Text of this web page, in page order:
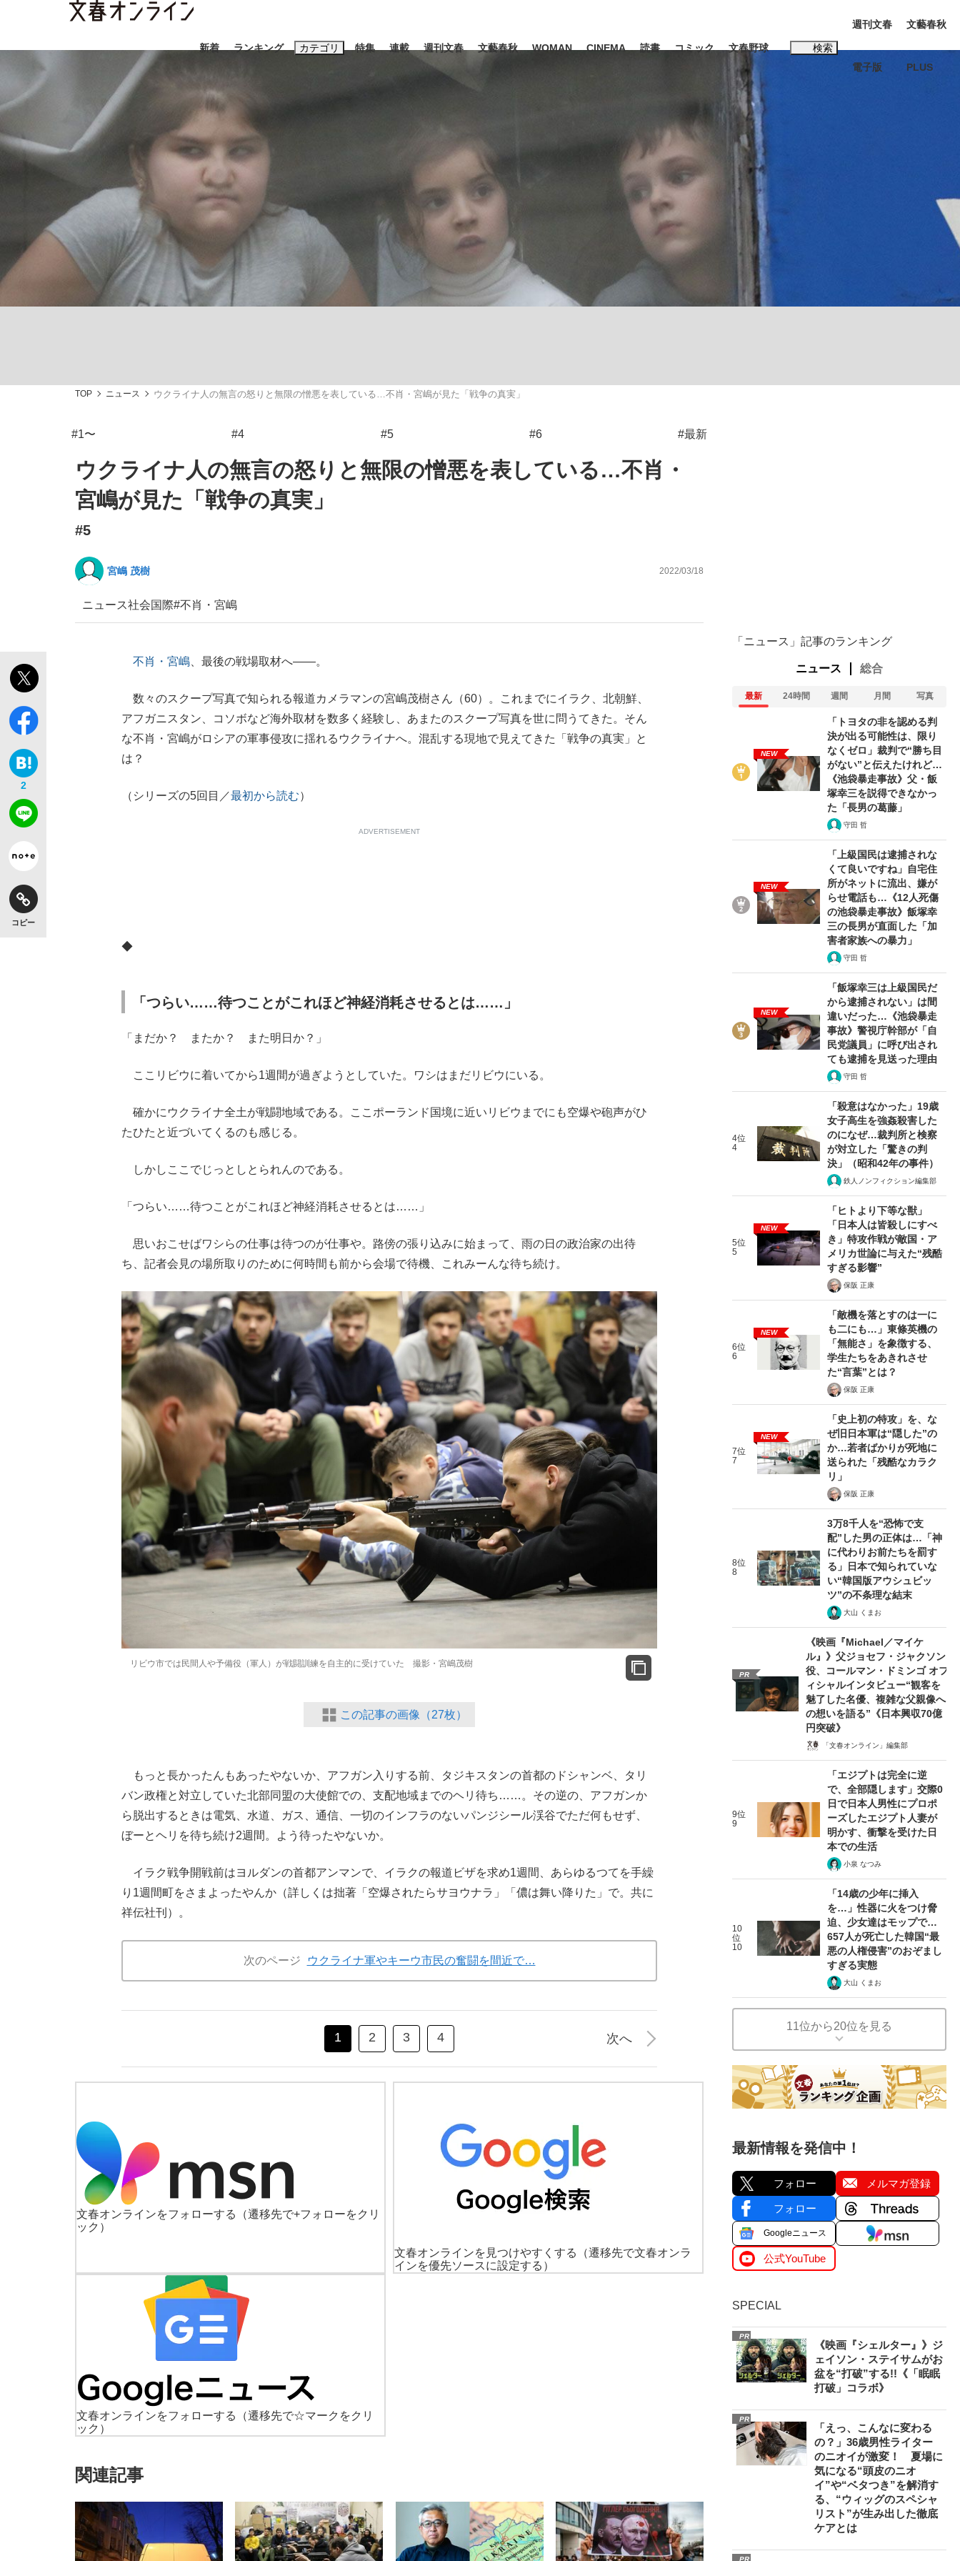
新着 ランキング カテゴリ
読書
《BTS厳戒トーキョー滞在記》RM→渋谷で飲み会、JIN→伊豆の... 「90%は失敗する。でも…」本田圭佑が初めて明かした日本代表監督に...
「クマが悪者扱いされているのが悲しい」『北の国から』倉本聰氏（91...
特集
終戦から81年 日本生まれのK-POPアイドルたち
キングの誕生を、目撃せよ。
連載 週刊文春 文藝春秋 WOMAN CINEMA 読書 コミック 文春野球 検索
おすすめのキーワードタグ一覧
#後藤真希 #森岡毅 #内田有紀
#松田聖子
週刊文春
電子版
文藝春秋
PLUS
TOP ニュース ウクライナ人の無言の怒りと無限の憎悪を表している…不肖・宮嶋が見た「戦争の真実」
#1〜 #4 #5 #6 #最新
ウクライナ人の無言の怒りと無限の憎悪を表している…不肖・
宮嶋が見た「戦争の真実」
#5
宮嶋 茂樹 2022/03/18
ニュース社会国際#不肖・宮嶋
2
コピー
不肖・宮嶋 、最後の戦場取材へ――。
数々のスクープ写真で知られる報道カメラマンの宮嶋茂樹さん（60）。これまでにイラク、北朝鮮、
アフガニスタン、コソボなど海外取材を数多く経験し、あまたのスクープ写真を世に問うてきた。そん
な不肖・宮嶋がロシアの軍事侵攻に揺れるウクライナへ。混乱する現地で見えてきた「戦争の真実」と
は？
（シリーズの5回目／最初から読む）
ADVERTISEMENT
◆
「つらい……待つことがこれほど神経消耗させるとは……」
「まだか？ またか？ また明日か？」
ここリビウに着いてから1週間が過ぎようとしていた。ワシはまだリビウにいる。
確かにウクライナ全土が戦闘地域である。ここポーランド国境に近いリビウまでにも空爆や砲声がひ
たひたと近づいてくるのも感じる。
しかしここでじっとしとられんのである。
「つらい……待つことがこれほど神経消耗させるとは……」
思いおこせばワシらの仕事は待つのが仕事や。路傍の張り込みに始まって、雨の日の政治家の出待
ち、記者会見の場所取りのために何時間も前から会場で待機、これみーんな待ち続け。
リビウ市では民間人や予備役（軍人）が戦闘訓練を自主的に受けていた 撮影・宮嶋茂樹
この記事の画像（27枚）
もっと長かったんもあったやないか、アフガン入りする前、タジキスタンの首都のドシャンベ、タリ
バン政権と対立していた北部同盟の大使館での、支配地域までのヘリ待ち……。その逆の、アフガンか
ら脱出するときは電気、水道、ガス、通信、一切のインフラのないパンジシール渓谷でただ何もせず、
ぼーとヘリを待ち続け2週間。よう待ったやないか。
イラク戦争開戦前はヨルダンの首都アンマンで、イラクの報道ビザを求め1週間、あらゆるつてを手繰
り1週間町をさまよったやんか（詳しくは拙著「空爆されたらサヨウナラ」「儂は舞い降りた」で。共に
祥伝社刊）。
次のページ ウクライナ軍やキーウ市民の奮闘を間近で…
1 2 3 4 次へ
文春オンラインをフォローする
（遷移先で+フォローをクリ
ック）
文春オンラインを見つけやすくする
（遷移先で文春オンラ
インを優先ソースに設定する）
文春オンラインをフォローする
（遷移先で☆マークをクリ
ック）
関連記事
「ニュース」記事のランキング
ニュース 総合
最新 24時間 週間 月間 写真
NEW
「トヨタの非を認める判
決が出る可能性は、限り
なくゼロ」裁判で“勝ち目
がない”と伝えたけれど…
《池袋暴走事故》父・飯
塚幸三を説得できなかっ
た「長男の葛藤」
守田 哲
NEW
「上級国民は逮捕されな
くて良いですね」自宅住
所がネットに流出、嫌が
らせ電話も…《12人死傷
の池袋暴走事故》飯塚幸
三の長男が直面した「加
害者家族への暴力」
守田 哲
NEW
「飯塚幸三は上級国民だ
から逮捕されない」は間
違いだった…《池袋暴走
事故》警視庁幹部が「自
民党議員」に呼び出され
ても逮捕を見送った理由
守田 哲
4位
4
「殺意はなかった」19歳
女子高生を強姦殺害した
のになぜ…裁判所と検察
が対立した「驚きの判
決」（昭和42年の事件）
鉄人ノンフィクション編集部
5位
5
NEW
「ヒトより下等な獣」
「日本人は皆殺しにすべ
き」特攻作戦が敵国・ア
メリカ世論に与えた“残酷
すぎる影響”
保阪 正康
6位
6
NEW
「敵機を落とすのは一に
も二にも…」東條英機の
「無能さ」を象徴する、
学生たちをあきれさせ
た“言葉”とは？
保阪 正康
7位
7
NEW
「史上初の特攻」を、な
ぜ旧日本軍は“隠した”の
か…若者ばかりが死地に
送られた「残酷なカラク
リ」
保阪 正康
8位
8
3万8千人を“恐怖で支
配”した男の正体は…「神
に代わりお前たちを罰す
る」日本で知られていな
い“韓国版アウシュビッ
ツ”の不条理な結末
大山 くまお
PR
《映画『Michael／マイケ
ル』》父ジョセフ・ジャクソン
役、コールマン・ドミンゴ オフ
ィシャルインタビュー“観客を
魅了した名優、複雑な父親像へ
の想いを語る”《日本興収70億
円突破》
「文春オンライン」編集部
9位
9
「エジプトは完全に逆
で、全部隠します」交際0
日で日本人男性にプロポ
ーズしたエジプト人妻が
明かす、衝撃を受けた日
本での生活
小泉 なつみ
10
位
10
「14歳の少年に挿入
を…」性器に火をつけ脅
迫、少女達はモップで…
657人が死亡した韓国“最
悪の人権侵害”のおぞまし
すぎる実態
大山 くまお
11位から20位を見る
最新情報を発信中！
フォロー メルマガ登録
フォロー
Googleニュース
公式YouTube
SPECIAL
PR
《映画『シェルター』》ジ
ェイソン・ステイサムがお
盆を“打破”する!!《「眠眠
打破」コラボ》
PR
「えっ、こんなに変わる
の？」36歳男性ライター
のニオイが激変！ 夏場に
気になる“頭皮のニオ
イ”や“ベタつき”を解消す
る、“ウィッグのスペシャ
リスト”が生み出した徹底
ケアとは